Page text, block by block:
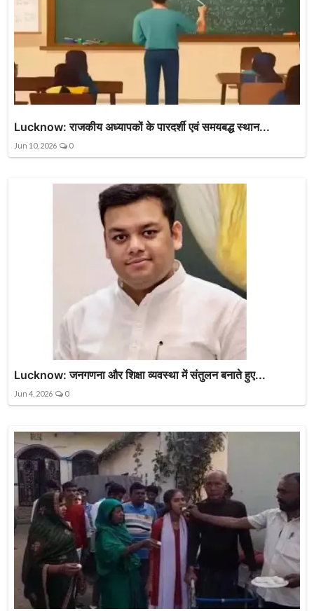
Lucknow: राजकीय अध्यापकों के पारदर्शी एवं समयबद्ध स्थान...
Jun 10, 2026 0
Lucknow: जनगणना और शिक्षा व्यवस्था में संतुलन बनाते हुए...
Jun 4, 2026 0